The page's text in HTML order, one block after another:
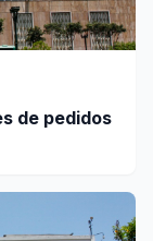
de pedidos